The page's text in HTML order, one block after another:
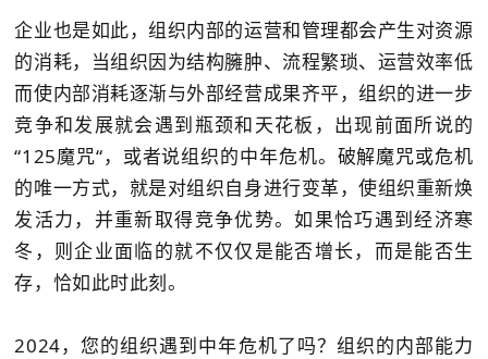
企业也是如此，组织内部的运营和管理都会产生对资源
的消耗，当组织因为结构臃肿、流程繁琐、运营效率低
而使内部消耗逐渐与外部经营成果齐平，组织的进一步
竞争和发展就会遇到瓶颈和天花板，出现前面所说的
“125魔咒“，或者说组织的中年危机。破解魔咒或危机
的唯一方式，就是对组织自身进行变革，使组织重新焕
发活力，并重新取得竞争优势。如果恰巧遇到经济寒
冬，则企业面临的就不仅仅是能否增长，而是能否生
存，恰如此时此刻。
2024，您的组织遇到中年危机了吗？组织的内部能力